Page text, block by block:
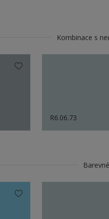
Kombinace s
R6.06.73